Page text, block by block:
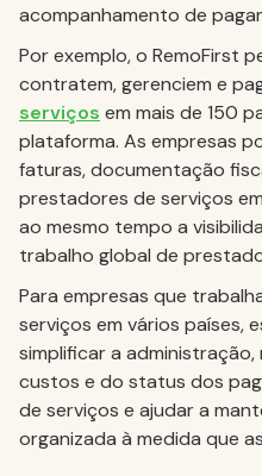
acompanhamento de
Por exemplo, o RemoFirst
contratem, gerenciem e
serviços em mais de 150
plataforma. As empresas
faturas, documentação
prestadores de serviços
ao mesmo tempo a
trabalho global de
Para empresas que
serviços em vários países,
simplificar a
custos e do status dos
de serviços e ajudar a
organizada à medida que